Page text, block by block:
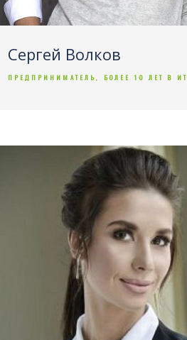
Сергей Волков
ПРЕДПРИНИМАТЕЛЬ, БОЛЕЕ 10 ЛЕТ В ИТ